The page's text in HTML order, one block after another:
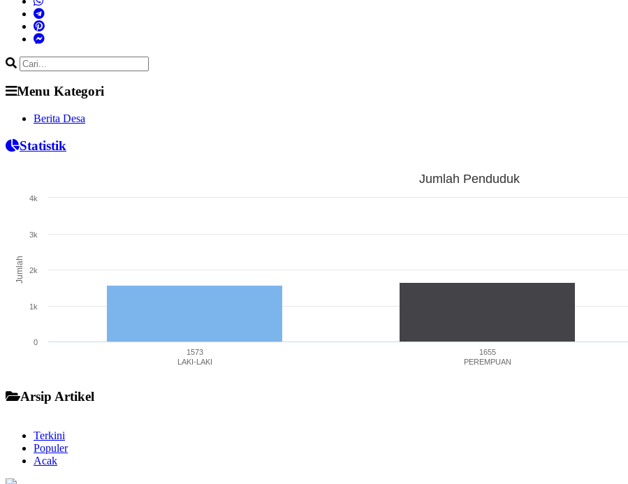
Menu Kategori
Berita Desa
Statistik
The chart has 1 Y axis displaying Jumlah. Range: 0 to 4000.
Jumlah
Jumlah Penduduk
1573
LAKI-LAKI
1655
PEREMPUAN
0
1k
2k
3k
4k
Arsip Artikel
Terkini
Populer
Acak